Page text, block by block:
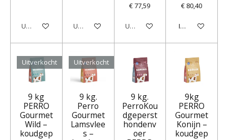
Uitverkocht Uitverkocht
€ 77,59
Uitverkocht
€ 80,40
In winkelwagen
Uitverkocht
9 kg
PERRO
Gourmet
Wild –
koudgep
Uitverkocht
9 kg.
Perro
Gourmet
Lamsvlee
s –
9 kg.
PerroKou
dgeperst
hondenv
oer
9kg
PERRO
Gourmet
Konijn –
koudgep